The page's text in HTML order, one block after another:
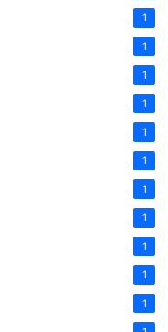
1
1
1
1
1
1
1
1
1
1
1